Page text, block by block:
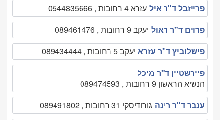
פרייזבל ד"ר איל עזרא 4 רחובות , 0544835666
פרוים ד"ר ראול יעקב 9 רחובות , 089461476
פישלוביץ ד"ר עזרא יעקב 5 רחובות , 089434444
פיירשטיין ד"ר מיכל
הנשיא הראשון 9 רחובות , 089474593
ענבר ד"ר רינה גורודיסקי 31 רחובות , 089491802